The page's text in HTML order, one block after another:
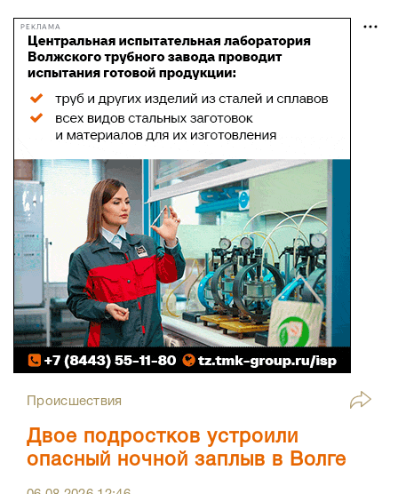
РЕКЛАМА
Происшествия
Двое подростков устроили
опасный ночной заплыв в Волге